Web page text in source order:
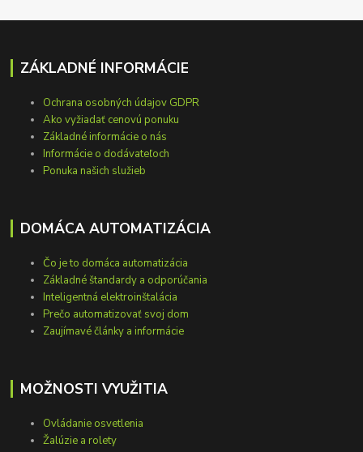
ZÁKLADNÉ INFORMÁCIE
Ochrana osobných údajov GDPR
Ako vyžiadať cenovú ponuku
Základné informácie o nás
Informácie o dodávateľoch
Ponuka našich služieb
DOMÁCA AUTOMATIZÁCIA
Čo je to domáca automatizácia
Základné štandardy a odporúčania
Inteligentná elektroinštalácia
Prečo automatizovať svoj dom
Zaujímavé články a informácie
MOŽNOSTI VYUŽITIA
Ovládanie osvetlenia
Žalúzie a rolety